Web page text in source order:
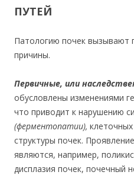
ПУТЕЙ
Патологию почек вызывают
причины.
Первичные, или
обусловлены изменениями
что приводит к нарушению
(ферментопатии),
структуры почек.
являются, например,
дисплазия почек, почечный